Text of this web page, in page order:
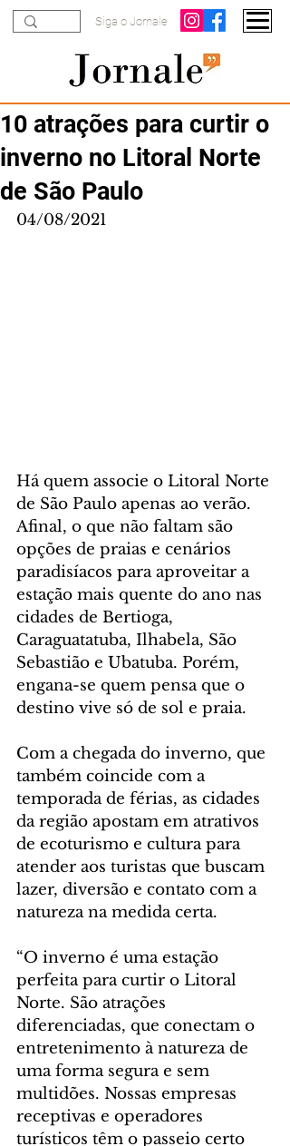
Siga o Jornale
10 atrações para curtir o
inverno no Litoral Norte
de São Paulo
04/08/2021
Há quem associe o Litoral Norte
de São Paulo apenas ao verão.
Afinal, o que não faltam são
opções de praias e cenários
paradisíacos para aproveitar a
estação mais quente do ano nas
cidades de Bertioga,
Caraguatatuba, Ilhabela, São
Sebastião e Ubatuba. Porém,
engana-se quem pensa que o
destino vive só de sol e praia.
Com a chegada do inverno, que
também coincide com a
temporada de férias, as cidades
da região apostam em atrativos
de ecoturismo e cultura para
atender aos turistas que buscam
lazer, diversão e contato com a
natureza na medida certa.
“O inverno é uma estação
perfeita para curtir o Litoral
Norte. São atrações
diferenciadas, que conectam o
entretenimento à natureza de
uma forma segura e sem
multidões. Nossas empresas
receptivas e operadores
turísticos têm o passeio certo